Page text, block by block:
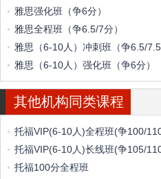
雅思强化班（争6分）
雅思全程班（争6.5/7分）
雅思（6-10人）冲刺班（争6.5/7.5
雅思（6-10人）强化班（争6分）
其他机构同类课程
托福VIP(6-10人)全程班(争100/
托福VIP(6-10人)长线班(争105/
托福100分全程班